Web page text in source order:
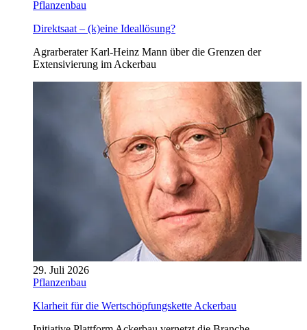
Pflanzenbau
Direktsaat – (k)eine Ideallösung?
Agrarberater Karl-Heinz Mann über die Grenzen der
Extensivierung im Ackerbau
29. Juli 2026
Pflanzenbau
Klarheit für die Wertschöpfungskette Ackerbau